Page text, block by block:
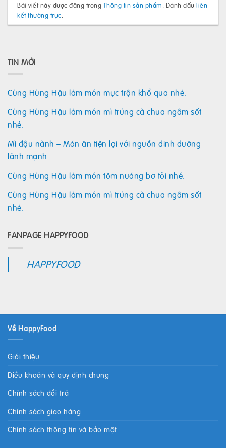
Bài viết này được đăng trong Thông tin sản phẩm. Đánh dấuliên
kết thường trực.
TIN MỚI
Cùng Hùng Hậu làm món mực trộn khổ qua nhé.
Cùng Hùng Hậu làm món mì trứng cà chua ngâm sốt
nhé.
Mì đậu nành – Món ăn tiện lợi với nguồn dinh dưỡng
lành mạnh
Cùng Hùng Hậu làm món tôm nướng bơ tỏi nhé.
Cùng Hùng Hậu làm món mì trứng cà chua ngâm sốt
nhé.
FANPAGE HAPPYFOOD
HAPPYFOOD
Về HappyFood
Giới thiệu
Điều khoản và quy định chung
Chính sách đổi trả
Chính sách giao hàng
Chính sách thông tin và bảo mật